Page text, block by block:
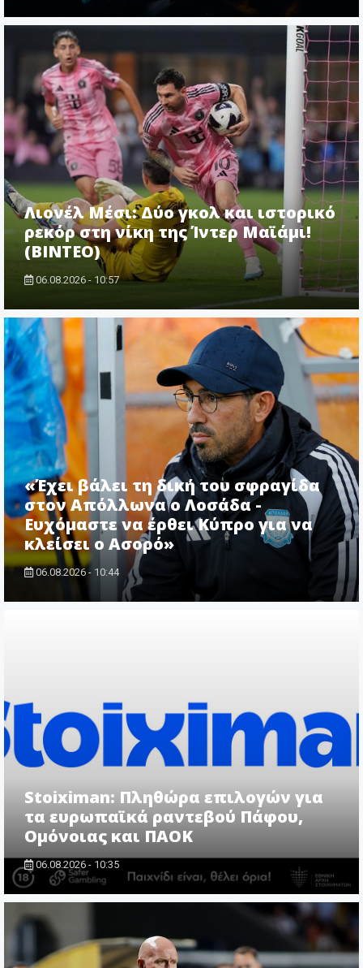
Λιονέλ Μέσι: Δύο γκολ και ιστορικό
ρεκόρ στη νίκη της Ίντερ Μαϊάμι!
(ΒΙΝΤΕΟ)
06.08.2026 - 10:57
«Έχει βάλει τη δική του σφραγίδα
στον Απόλλωνα ο Λοσάδα -
Ευχόμαστε να έρθει Κύπρο για να
κλείσει ο Ασορό»
06.08.2026 - 10:44
Stoiximan: Πληθώρα επιλογών για
τα ευρωπαϊκά ραντεβού Πάφου,
Ομόνοιας και ΠΑΟΚ
06.08.2026 - 10:35